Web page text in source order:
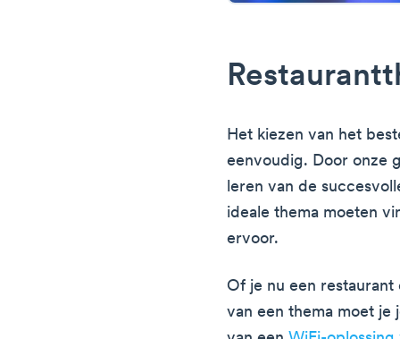
Het kiezen van het
eenvoudig. Door onze
leren van de
ideale thema moeten
ervoor.
Of je nu een
van een thema moet je